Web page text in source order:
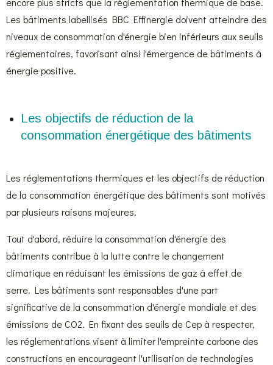
Les bâtiments labellisés BBC Effinergie doivent atteindre des
niveaux de consommation d'énergie bien inférieurs aux seuils
réglementaires, favorisant ainsi l'émergence de bâtiments à
énergie positive.
Les objectifs de réduction de la
consommation énergétique des bâtiments
Les réglementations thermiques et les objectifs de réduction
de la consommation énergétique des bâtiments sont motivés
par plusieurs raisons majeures.
Tout d'abord, réduire la consommation d'énergie des
bâtiments contribue à la lutte contre le changement
climatique en réduisant les émissions de gaz à effet de
serre. Les bâtiments sont responsables d'une part
significative de la consommation d'énergie mondiale et des
émissions de CO2. En fixant des seuils de Cep à respecter,
les réglementations visent à limiter l'empreinte carbone des
constructions en encourageant l'utilisation de technologies